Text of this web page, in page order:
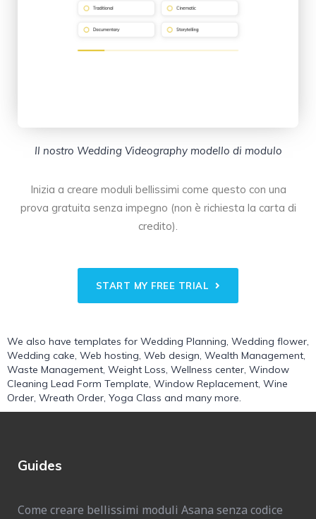
Il nostro Wedding Videography modello di modulo
Inizia a creare moduli bellissimi come questo con una
prova gratuita senza impegno (non è richiesta la carta di
credito).
START MY FREE TRIAL
We also have templates for Wedding Planning, Wedding flower,
Wedding cake, Web hosting, Web design, Wealth Management,
Waste Management, Weight Loss, Wellness center, Window
Cleaning Lead Form Template, Window Replacement, Wine
Order, Wreath Order, Yoga Class and many more.
Guides
Come creare bellissimi moduli Asana senza codice